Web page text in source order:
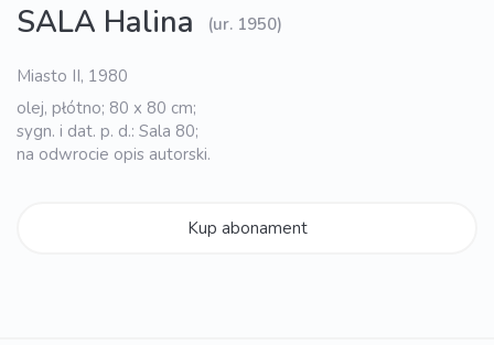
SALA Halina (ur. 1950)
Miasto II, 1980
olej, płótno; 80 x 80 cm;
sygn. i dat. p. d.: Sala 80;
na odwrocie opis autorski.
Kup abonament